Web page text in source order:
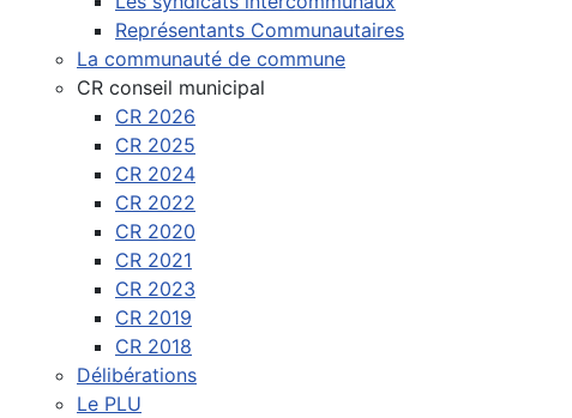
Représentants Communautaires
La communauté de commune
CR conseil municipal
CR 2026
CR 2025
CR 2024
CR 2022
CR 2020
CR 2021
CR 2023
CR 2019
CR 2018
Délibérations
Le PLU